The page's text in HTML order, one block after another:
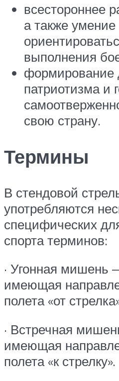
всестороннее
а также умение
выполнения
формирование
патриотизма и
свою страну.
Термины
В стендовой
употребляются
специфических
спорта терминов:
· Угонная
имеющая
полета «от
· Встречная
имеющая
полета «к стрелку».